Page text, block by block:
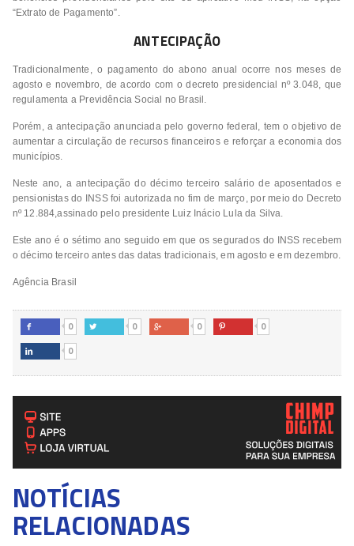
“Extrato de Pagamento”.
ANTECIPAÇÃO
Tradicionalmente, o pagamento do abono anual ocorre nos meses de
agosto e novembro, de acordo com o decreto presidencial nº 3.048, que
regulamenta a Previdência Social no Brasil.
Porém, a antecipação anunciada pelo governo federal, tem o objetivo de
aumentar a circulação de recursos financeiros e reforçar a economia dos
municípios.
Neste ano, a antecipação do décimo terceiro salário de aposentados e
pensionistas do INSS foi autorizada no fim de março, por meio do Decreto
nº 12.884,assinado pelo presidente Luiz Inácio Lula da Silva.
Este ano é o sétimo ano seguido em que os segurados do INSS recebem
o décimo terceiro antes das datas tradicionais, em agosto e em dezembro.
Agência Brasil
 0  0  0  0
 0
NOTÍCIAS
RELACIONADAS